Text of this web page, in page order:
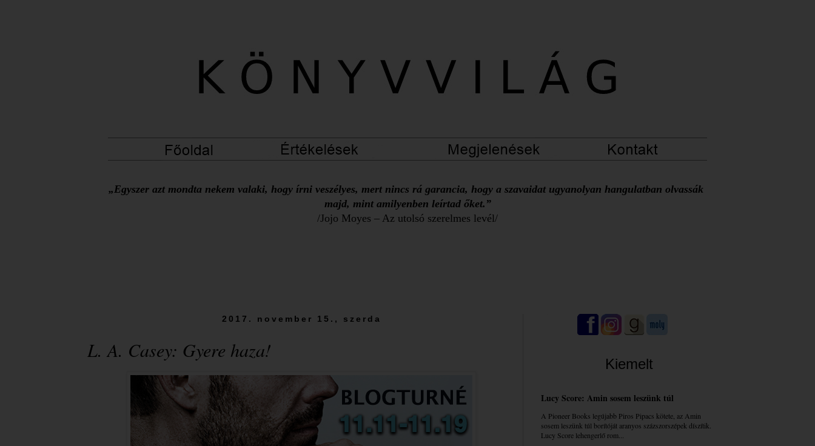
„Egyszer azt mondta nekem valaki, hogy írni veszélyes, mert nincs rá garancia, hogy a szavaidat ugyanolyan hangulatban olvassák
majd, mint amilyenben leírtad őket.”
/Jojo Moyes – Az utolsó szerelmes levél/
2017. november 15., szerda
L. A. Casey: Gyere ​haza!
Kiemelt
Lucy Score: Amin sosem leszünk túl
A Pioneer Books legújabb Piros Pipacs kötete, az Amin
sosem leszünk túl borítóját aranyos százszorszépek díszítik.
Lucy Score lehengerlő rom...